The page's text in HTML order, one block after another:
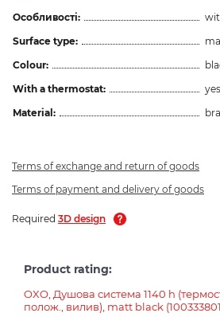
Особливості:
Surface type:
Colour:
With a thermostat:
yes
Material:
Terms of exchange and return of goods
Terms of payment and delivery of goods
Required 3D design
Product rating:
OXO, Душова система 1140 h
полож., вилив), matt black